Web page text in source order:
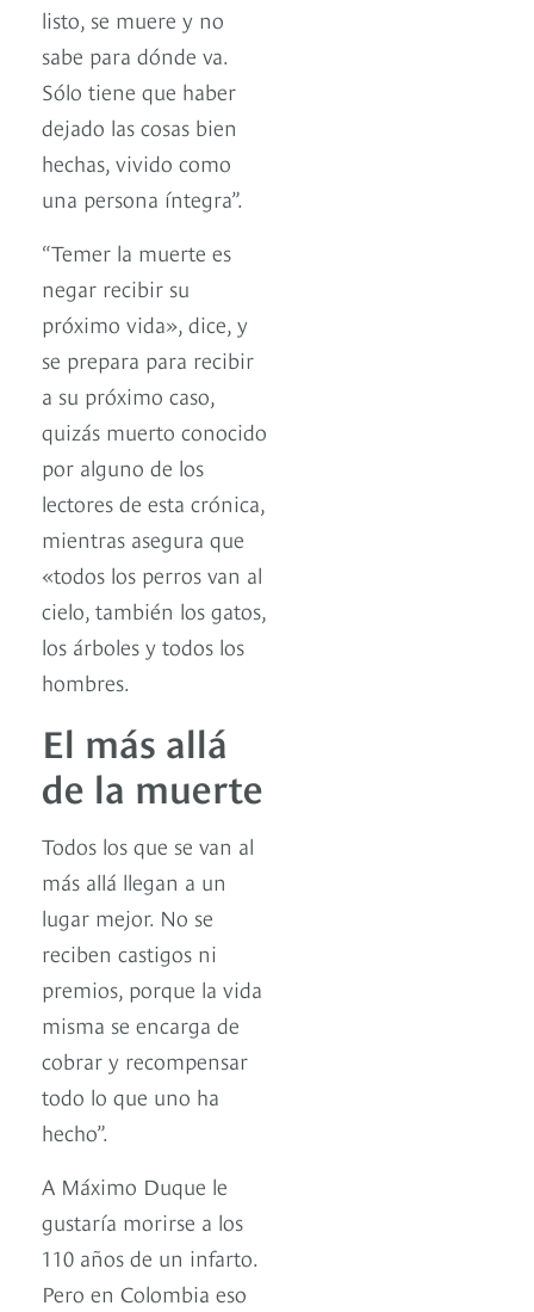
listo, se muere y no
sabe para dónde va.
Sólo tiene que haber
dejado las cosas bien
hechas, vivido como
una persona íntegra”.
“Temer la muerte es
negar recibir su
próximo vida», dice, y
se prepara para recibir
a su próximo caso,
quizás muerto conocido
por alguno de los
lectores de esta crónica,
mientras asegura que
«todos los perros van al
cielo, también los gatos,
los árboles y todos los
hombres.
El más allá
de la muerte
Todos los que se van al
más allá llegan a un
lugar mejor. No se
reciben castigos ni
premios, porque la vida
misma se encarga de
cobrar y recompensar
todo lo que uno ha
hecho”.
A Máximo Duque le
gustaría morirse a los
110 años de un infarto.
Pero en Colombia eso